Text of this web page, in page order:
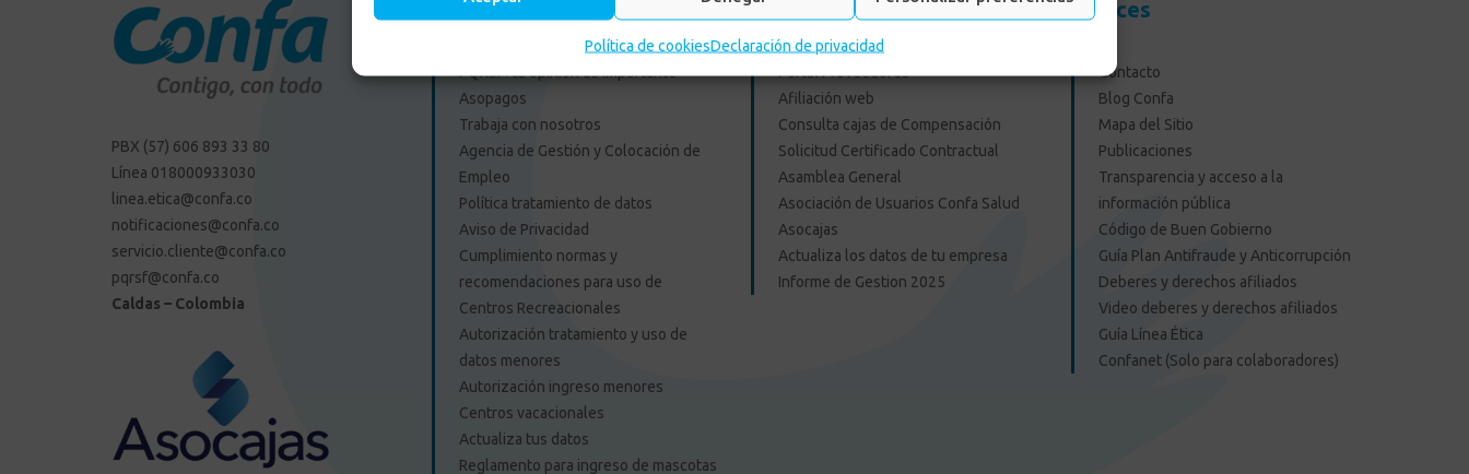
Política de cookiesDeclaración de privacidad
PBX (57) 606 893 33 80
Línea 018000933030
linea.etica@confa.co
notificaciones@confa.co
servicio.cliente@confa.co
pqrsf@confa.co
Caldas – Colombia
Enlaces Externos Personas
PQRSF: tu opinión es importante
Asopagos
Trabaja con nosotros
Agencia de Gestión y Colocación de
Empleo
Política tratamiento de datos
Aviso de Privacidad
Cumplimiento normas y
recomendaciones para uso de
Centros Recreacionales
Autorización tratamiento y uso de
datos menores
Autorización ingreso menores
Centros vacacionales
Actualiza tus datos
Reglamento para ingreso de mascotas
Enlace Externos Empresas
Portal Proveedores
Afiliación web
Consulta cajas de Compensación
Solicitud Certificado Contractual
Asamblea General
Asociación de Usuarios Confa Salud
Asocajas
Actualiza los datos de tu empresa
Informe de Gestion 2025
Enlaces
Contacto
Blog Confa
Mapa del Sitio
Publicaciones
Transparencia y acceso a la
información pública
Código de Buen Gobierno
Guía Plan Antifraude y Anticorrupción
Deberes y derechos afiliados
Video deberes y derechos afiliados
Guía Línea Ética
Confanet (Solo para colaboradores)